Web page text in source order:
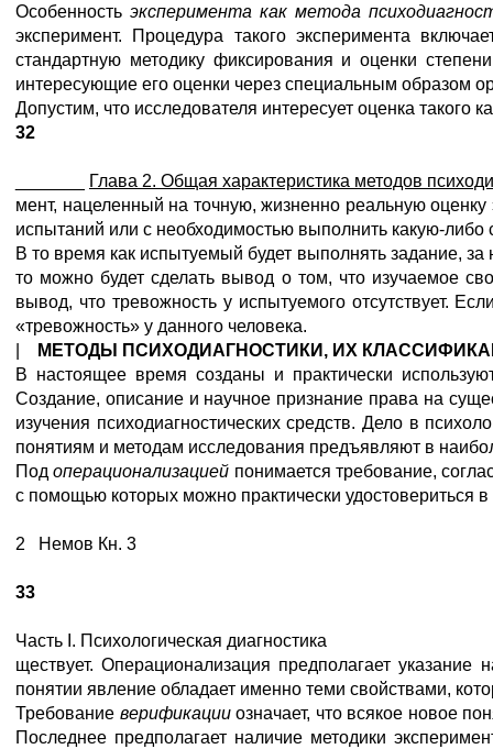
Особенность эксперимента как метода
эксперимент. Процедура такого эксперимента
стандартную методику фиксирования и оценки
интересующие его оценки через специальным образом
Допустим, что исследователя интересует оценка такого
32
Глава 2. Общая характеристика методов
мент, нацеленный на точную, жизненно реальную
испытаний или с необходимостью выполнить какую-
В то время как испытуемый будет выполнять задание,
то можно будет сделать вывод о том, что изучаемое
вывод, что тревожность у испытуемого отсутствует.
«тревожность» у данного человека.
МЕТОДЫ ПСИХОДИАГНОСТИКИ, ИХ
В настоящее время созданы и практически
Создание, описание и научное признание права на
изучения психодиагностических средств. Дело в
понятиям и методам исследования предъявляют в
Подоперационализацией понимается требование,
с помощью которых можно практически удостовериться
2 Немов Кн. 3
33
Часть I. Психологическая диагностика
ществует. Операционализация предполагает
понятии явление обладает именно теми свойствами,
Требование верификацииозначает, что всякое новое
Последнее предполагает наличие методики